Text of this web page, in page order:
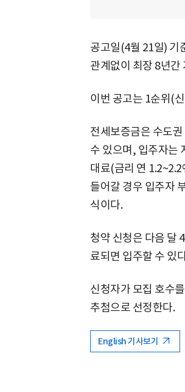
공고일(4월 21일) 기
관계없이 최장 8년간
이번 공고는 1순위(
전세보증금은 수도
수 있으며, 입주자는
대료(금리 연
들어갈 경우 입주자
식이다.
청약 신청은 다음 달
료되면 입주할 수 있
신청자가 모집 호수
추첨으로 선정한다.
English 기사보기